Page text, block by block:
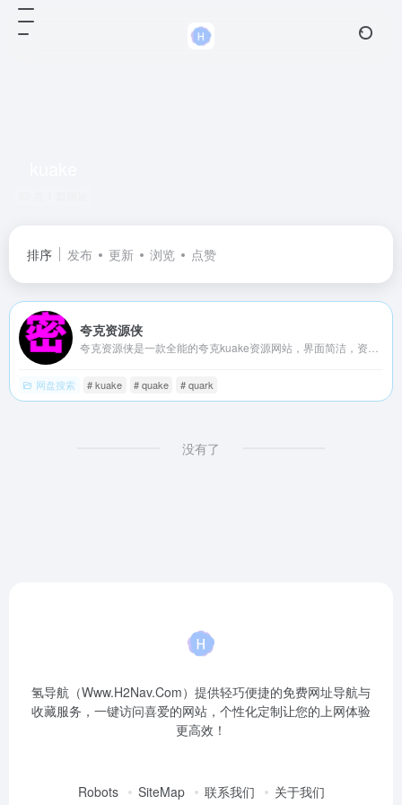
排序 发布 更新 浏览 点赞
夸克资源侠
网盘搜索 # kuake # quake # quark
没有了
氢导航（Www.H2Nav.Com）提供轻巧便捷的免费网址导航与
收藏服务，一键访问喜爱的网站，个性化定制让您的上网体验
更高效！
Robots SiteMap 联系我们 关于我们